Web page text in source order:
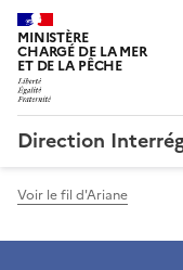
MINISTÈRE
CHARGÉ DE LA MER
ET DE LA PÊCHE
Direction
Voir le fil d'Ariane